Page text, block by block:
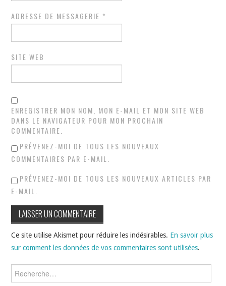
ADRESSE DE MESSAGERIE *
SITE WEB
ENREGISTRER MON NOM, MON E-MAIL ET MON SITE WEB
DANS LE NAVIGATEUR POUR MON PROCHAIN
COMMENTAIRE.
PRÉVENEZ-MOI DE TOUS LES NOUVEAUX
COMMENTAIRES PAR E-MAIL.
PRÉVENEZ-MOI DE TOUS LES NOUVEAUX ARTICLES PAR
E-MAIL.
Ce site utilise Akismet pour réduire les indésirables. En savoir plus
sur comment les données de vos commentaires sont utilisées.
Rechercher :